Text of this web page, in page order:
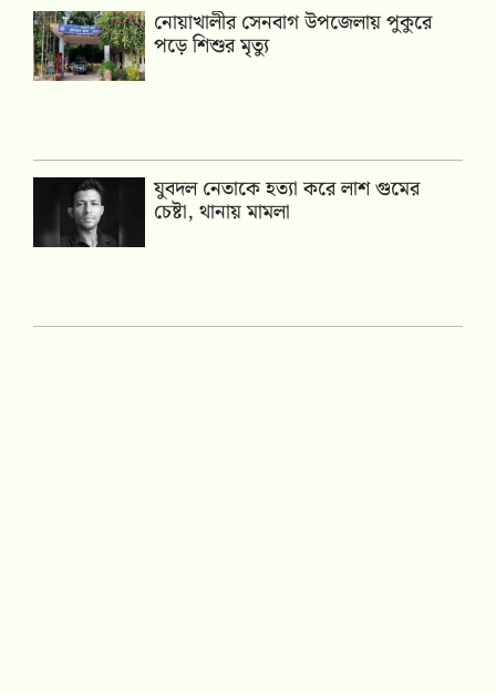
নোয়াখালীর সেনবাগ উপজেলায় পুকুরে
পড়ে শিশুর মৃত্যু
যুবদল নেতাকে হত্যা করে লাশ গুমের
চেষ্টা, থানায় মামলা